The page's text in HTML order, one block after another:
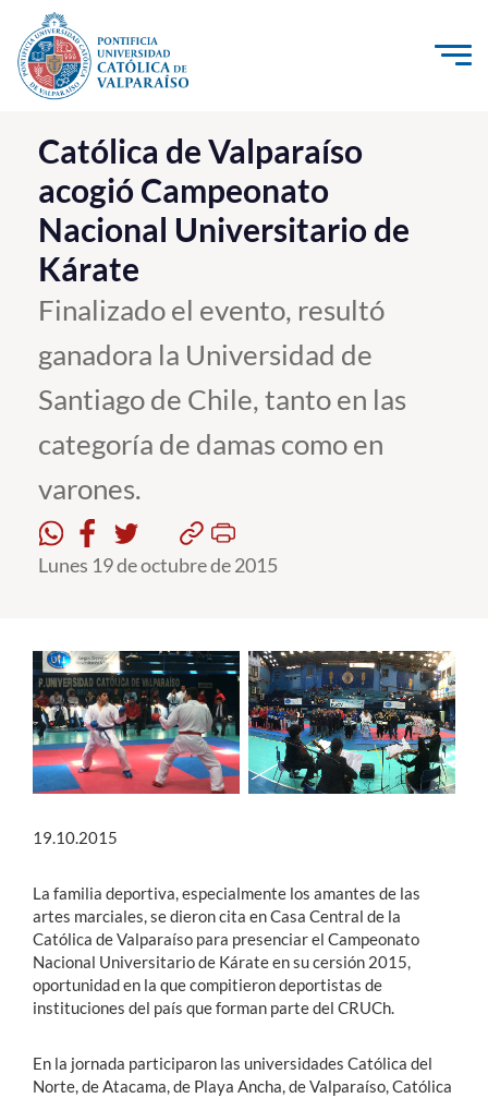
Click acá para ir directamente al contenido
La Universidad
Investigación, Creación e Innovación
PUCV Internacional
Vinculación con el Medio
Admisión
Pregrado
Postgrado
Estudiantes
Alumni
English
Católica de Valparaíso
acogió Campeonato
Nacional Universitario de
Kárate
Finalizado el evento, resultó
ganadora la Universidad de
Santiago de Chile, tanto en las
categoría de damas como en
varones.
Lunes 19 de octubre de 2015
19.10.2015
La familia deportiva, especialmente los amantes de las
artes marciales, se dieron cita en Casa Central de la
Católica de Valparaíso para presenciar el Campeonato
Nacional Universitario de Kárate en su cersión 2015,
oportunidad en la que compitieron deportistas de
instituciones del país que forman parte del CRUCh.
En la jornada participaron las universidades Católica del
Norte, de Atacama, de Playa Ancha, de Valparaíso, Católica